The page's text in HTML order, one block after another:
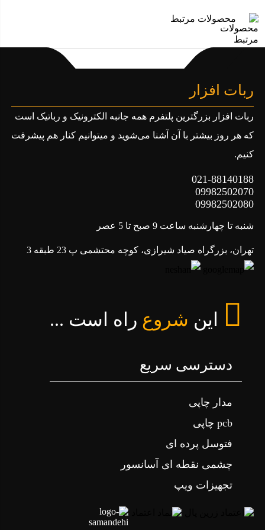
محیط نرم افزاری ساده
کد نویسی آسان
متن باز بودن آن
متعدد
سازگاری با تمامی شیلدهای
تغییر میکروکنترل روی برد
کاربرد ها آردوینو R3 UNO
ساخت انواع پروژه های پردازشی با فرکانس پایین
راه اندازی ساده انواع سنسور ها و ماژول
راه اندازی ساده نمایشگر ها
آموزش ساده الکترونیک و برنامه نویسی
محصولات مرتبط
ربات افزار
ربات افزار بزرگترین پلتفرم همه جانبه الکترونیک و رباتیک است
که هر روز بیشتر با آن آشنا می‌شوید و میتوانیم کنار هم پیشرفت
کنیم.
021-88140188
09982502070
09982502080
شنبه تا چهارشنبه ساعت 9 صبح تا 5 عصر
تهران، بزرگراه صیاد شیرازی، کوچه محتشمی پ 23 طبقه 3
این شروع راه است ...
دسترسی سریع
مدار چاپی
pcb چاپی
فتوسل پرده ای
چشمی نقطه ای آسانسور
تجهیزات ویپ